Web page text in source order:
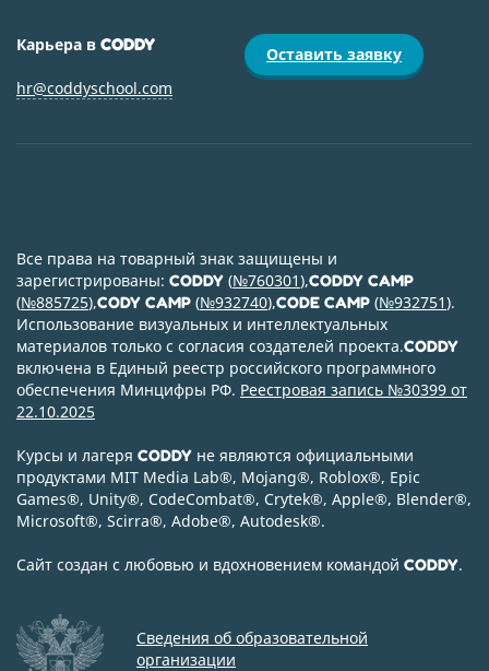
Карьера в CODDY
hr@coddyschool.com
Оставить заявку
Все права на товарный знак защищены и
зарегистрированы: CODDY (№760301),CODDY CAMP
(№885725),CODY CAMP (№932740),CODE CAMP (№932751).
Использование визуальных и интеллектуальных
материалов только с согласия создателей проекта.CODDY
включена в Единый реестр российского программного
обеспечения Минцифры РФ. Реестровая запись №30399 от
22.10.2025
Курсы и лагеря CODDY не являются официальными
продуктами MIT Media Lab®, Mojang®, Roblox®, Epic
Games®, Unity®, CodeСombat®, Crytek®, Apple®, Blender®,
Microsoft®, Scirra®, Adobe®, Autodesk®.
Сайт создан с любовью и вдохновением командой CODDY.
Сведения об образовательной
организации